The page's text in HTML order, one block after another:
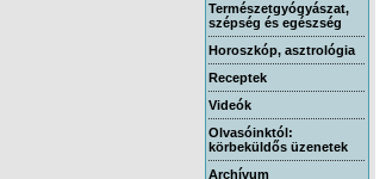
Természetgyógyászat,
szépség és egészség
Horoszkóp, asztrológia
Receptek
Videók
Olvasóinktól:
körbeküldős üzenetek
Archívum